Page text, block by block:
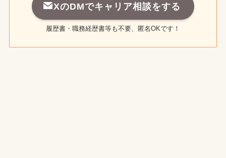
XのDMでキャリア相談をする
履歴書・職務経歴書等も不要、匿名OKです！